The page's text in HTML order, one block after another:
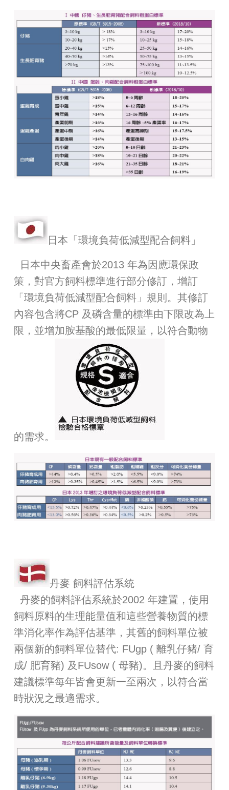
日本「環境負荷低減型配合飼料」
日本中央畜產會於2013 年為因應環保政
策，對官方飼料標準進行部分修訂，增訂
「環境負荷低減型配合飼料」規則。其修訂
內容包含將CP 及磷含量的標準由下限改為上
限，並增加胺基酸的最低限量，以符合動物
的需求。
丹麥 飼料評估系統
丹麥的飼料評估系統於2002 年建置，使用
飼料原料的生理能量值和這些營養物質的標
準消化率作為評估基準，其舊的飼料單位被
兩個新的飼料單位替代: FUgp ( 離乳仔豬/ 育
成/ 肥育豬) 及FUsow ( 母豬)。且丹麥的飼料
建議標準每年皆會更新一至兩次，以符合當
時狀況之最適需求。